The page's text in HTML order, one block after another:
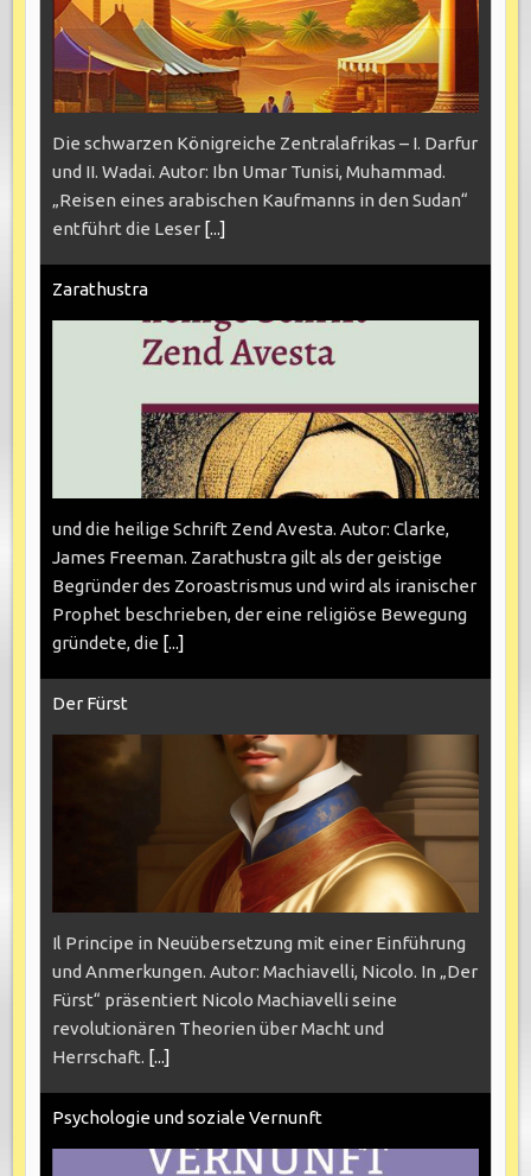
Die schwarzen Königreiche Zentralafrikas – I. Darfur
und II. Wadai. Autor: Ibn Umar Tunisi, Muhammad.
„Reisen eines arabischen Kaufmanns in den Sudan“
entführt die Leser [...]
Zarathustra
und die heilige Schrift Zend Avesta. Autor: Clarke,
James Freeman. Zarathustra gilt als der geistige
Begründer des Zoroastrismus und wird als iranischer
Prophet beschrieben, der eine religiöse Bewegung
gründete, die [...]
Der Fürst
Il Principe in Neuübersetzung mit einer Einführung
und Anmerkungen. Autor: Machiavelli, Nicolo. In „Der
Fürst“ präsentiert Nicolo Machiavelli seine
revolutionären Theorien über Macht und
Herrschaft. [...]
Psychologie und soziale Vernunft